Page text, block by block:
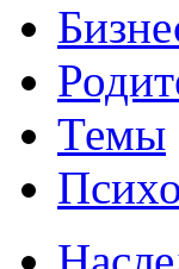
Темы